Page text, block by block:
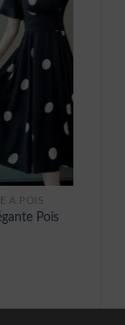
À POIS
Pois